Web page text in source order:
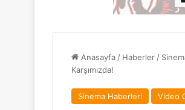
Anasayfa / Haberler /
Karşımızda!
Sinema Haberleri Video